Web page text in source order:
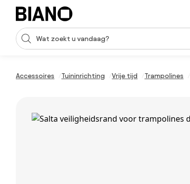
Navigatie overslaan, naar inhoud springen
Zoekopdracht invoeren
Accessoires Tuininrichting Vrije tijd Trampolines